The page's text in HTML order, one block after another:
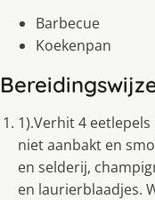
Barbecue
Koekenpan
1).Verhit 4
niet aanbakt en
en selderij,
en laurierblaadjes.